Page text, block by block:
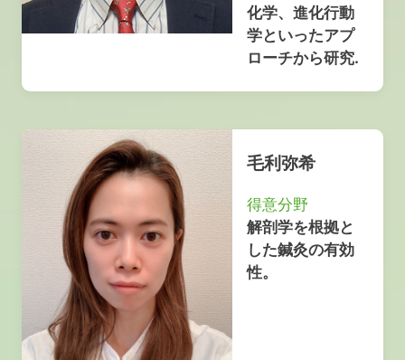
化学、進化行動
学といったアプ
ローチから研究.
毛利弥希
得意分野
解剖学を根拠と
した鍼灸の有効
性。